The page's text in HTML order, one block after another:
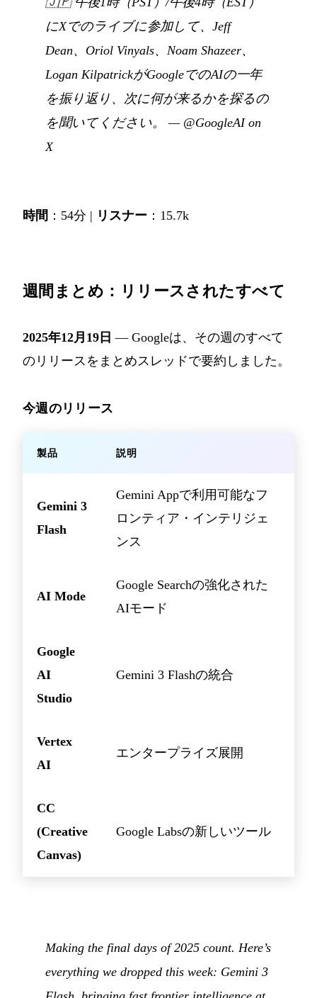
にXでのライブに参加して、Jeff
Dean、Oriol Vinyals、Noam Shazeer、
Logan KilpatrickがGoogleでのAIの一年
を振り返り、次に何が来るかを探るの
を聞いてください。
— @GoogleAI on
X
時間 ：54分 | リスナー ：15.7k
週間まとめ：リリースされたすべて
2025年12月19日 — Googleは、その週のすべて
のリリースをまとめスレッドで要約しました。
今週のリリース
製品 説明
Gemini 3
Flash
Gemini Appで利用可能なフ
ロンティア・インテリジェ
ンス
AI Mode
Google Searchの強化された
AIモード
Google
AI
Studio
Gemini 3 Flashの統合
Vertex
AI
エンタープライズ展開
CC
(Creative
Canvas)
Google Labsの新しいツール
Making the final days of 2025 count. Here’s
everything we dropped this week: Gemini 3